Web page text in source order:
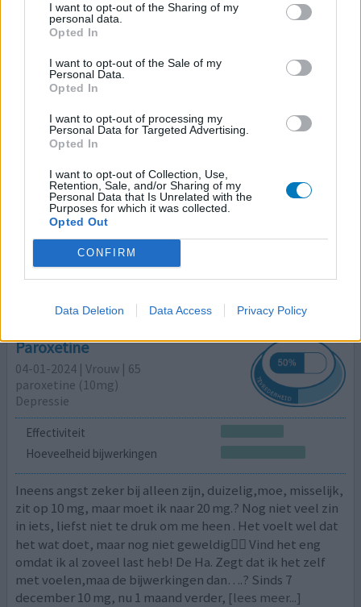
I want to opt-out of the Sharing of my
personal data.
Opted In
I want to opt-out of the Sale of my
Personal Data.
Opted In
I want to opt-out of processing my
Personal Data for Targeted Advertising.
Opted In
I want to opt-out of Collection, Use,
Retention, Sale, and/or Sharing of my
Personal Data that Is Unrelated with the
Purposes for which it was collected.
Opted Out
CONFIRM
Data Deletion Data Access Privacy Policy
04-01-2024 | Vrouw | 65
paroxetine (10mg)
Effectiviteit
Heb verschillende Pos gelezen,maar kan er niet uithalen
meer? Aantal weken? Hoeveel ? Laat staan als het 20 mg
word ! 10 mg doet wat , maar is het voldoende? Heb nog
2x halve oxazepan per dag,soms 1x ! Ik heb het nu vanaf 7
december nu , de 10 mg .en als ik lees wat sommige
schrijven aan bijwerkingen ,als je e
1 Reactie
Paroxetine
04-01-2024 | Vrouw | 65
paroxetine (10mg)
Depressie
Effectiviteit
Hoeveelheid bijwerkingen
Ineens angst zeker bij alleen zijn, duizelig,moe, misselijk,
zit op 10 mg, maar moet ik naar 20 mg.? Nog niet veel zin
in iets, liefst niet te druk om me heen . Het voelt wel dat
het wat doet, maar nog niet geweldig🤷‍♀️ Vind het eng
omdat ik al zoveel last heb! De Ha. Zegt dat ik het zelf
met voelen,maa de bijwerkingen dan….? Sinds 7
december 10 mg, nu 1 maand verder, [lees meer...]